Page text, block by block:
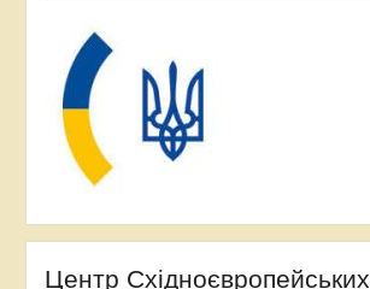
Центр Східноєвропейських